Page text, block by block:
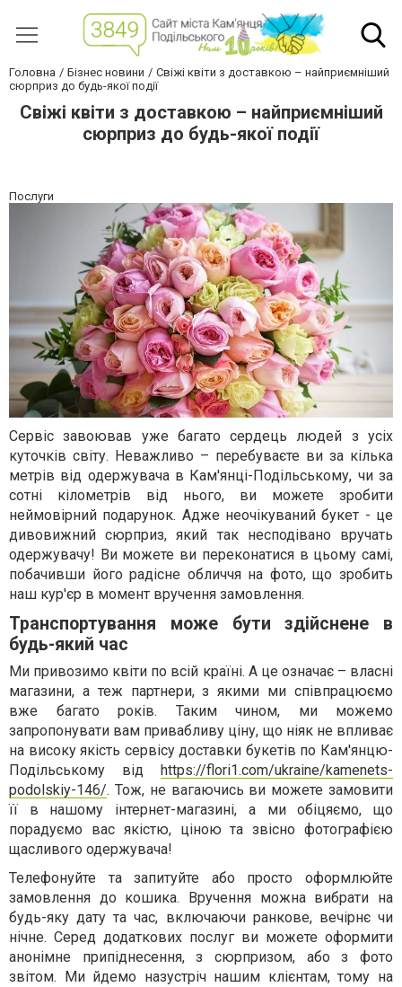
Головна Бізнес новини
Свіжі квіти з доставкою – найприємніший
сюрприз до будь-якої події
Свіжі квіти з доставкою – найприємніший
сюрприз до будь-якої події
Послуги
Сервіс завоював уже багато сердець людей з усіх
куточків світу. Неважливо – перебуваєте ви за кілька
метрів від одержувача в Кам'янці-Подільському, чи за
сотні кілометрів від нього, ви можете зробити
неймовірний подарунок. Адже неочікуваний букет - це
дивовижний сюрприз, який так несподівано вручать
одержувачу! Ви можете ви переконатися в цьому самі,
побачивши його радісне обличчя на фото, що зробить
наш кур'єр в момент вручення замовлення.
Транспортування може бути здійснене в
будь-який час
Ми привозимо квіти по всій країні. А це означає – власні
магазини, а теж партнери, з якими ми співпрацюємо
вже багато років. Таким чином, ми можемо
запропонувати вам привабливу ціну, що ніяк не впливає
на високу якість сервісу доставки букетів по Кам'янцю-
Подільському від https://flori1.com/ukraine/kamenets-
podolskiy-146/. Тож, не вагаючись ви можете замовити
її в нашому інтернет-магазині, а ми обіцяємо, що
порадуємо вас якістю, ціною та звісно фотографією
щасливого одержувача!
Телефонуйте та запитуйте або просто оформлюйте
замовлення до кошика. Вручення можна вибрати на
будь-яку дату та час, включаючи ранкове, вечірнє чи
нічне. Серед додаткових послуг ви можете оформити
анонімне припіднесення, з сюрпризом, або з фото
звітом. Ми йдемо назустріч нашим клієнтам, тому на